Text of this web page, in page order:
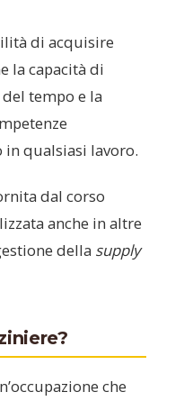
di acquisire
la capacità di
tempo e la
in qualsiasi lavoro.
dal corso
anche in altre
della supply
che